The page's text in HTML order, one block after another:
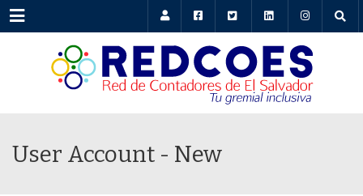
Menu
User Account - New